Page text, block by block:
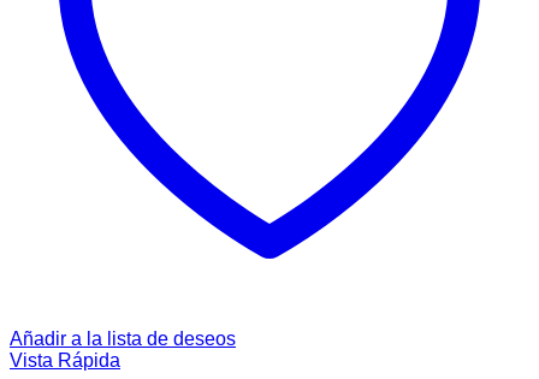
Añadir a la lista de deseos
Vista Rápida